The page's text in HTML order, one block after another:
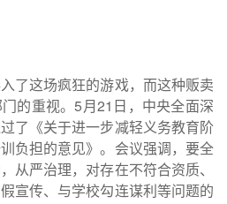
了这场疯狂的游戏，而这种贩卖
的重视。5月21日，中央全面深
了《关于进一步减轻义务教育阶
负担的意见》。会议强调，要全
从严治理，对存在不符合资质、
宣传、与学校勾连谋利等问题的